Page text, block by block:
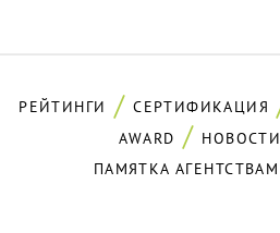
РЕЙТИНГИ СЕРТИФИКАЦИЯ
AWARD
НОВОСТИ
ПАМЯТКА АГЕНТСТВАМ